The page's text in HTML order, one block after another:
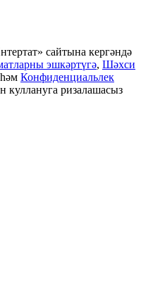
сайтына кергәндә
эшкәртүгә, Шәхси
һәм Конфиденциальлек
куллануга ризалашасыз